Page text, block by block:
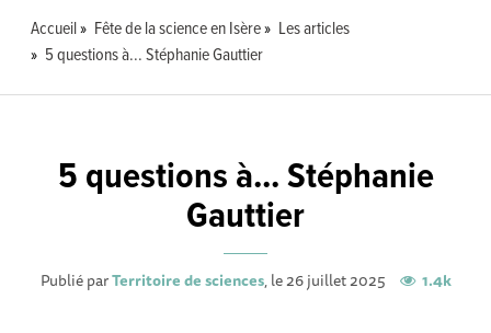
Accueil Fête de la science en Isère
Les articles
5 questions à... Stéphanie Gauttier
5 questions à... Stéphanie
Gauttier
Publié parTerritoire de sciences, le 26 juillet 2025 1.4k